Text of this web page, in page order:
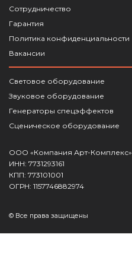
Сотрудничество
Гарантия
Политика конфиденциальности
Вакансии
Световое оборудование
Звуковое оборудование
Генераторы спецэффектов
Сценическое оборудование
ООО «Компания Арт-Комплекс»
ИНН: 7731293161
КПП: 773101001
ОГРН: 1157746882974
© Все права защищены